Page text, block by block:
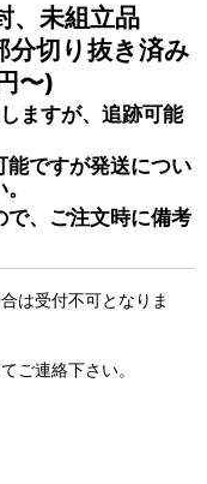
、未組立品
分切り抜き済み
〜)
ますが、追跡可能
ですが発送につい
、ご注文時に備考
は受付不可となりま
ご連絡下さい。